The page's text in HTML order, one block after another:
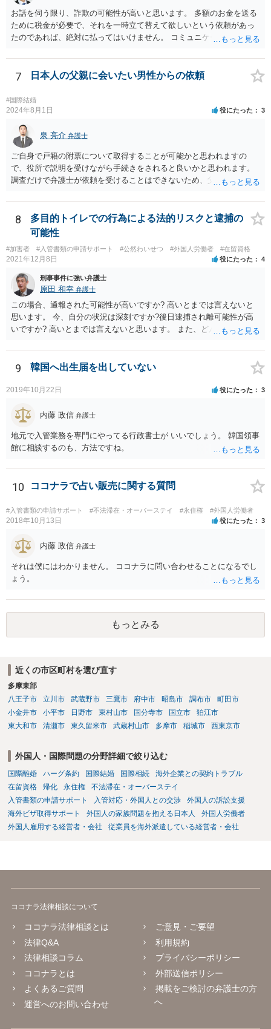
お話を伺う限り、詐欺の可能性が高いと思います。 多額のお金を送る
ために税金が必要で、それを一時立て替えて欲しいという依頼があっ
たのであれば、絶対に払ってはいけません。 コミュニケーションサイ
ん。 預かって欲しいお金を送るなどというのは虚言であり、単にあな
たから金銭を詐取しようとしている可能性が高いです。 間に合えばよ
7 日本人の父親に会いたい男性からの依頼
#国際結婚
2024年8月1日 役にたった 3
泉 亮介 弁護士
ご自身で戸籍の附票について取得することが可能かと思われますの
で、役所で説明を受けながら手続きをされると良いかと思われます。
調査だけで弁護士が依頼を受けることはできないため、父親に対して
ょう。
8
多目的トイレでの行為による法的リスクと逮捕の
可能性
#加害者 #入管書類の申請サポート #公然わいせつ #外国人労働者 #在留資格
2021年12月8日 役にたった 4
刑事事件に強い弁護士
原田 和幸 弁護士
この場合、通報された可能性が高いですか? 高いとまでは言えないと
思います。 今、自分の状況は深刻ですか?後日逮捕され離可能性が高
いですか? 高いとまでは言えないと思います。 また、どんな犯罪をし
たりでしょうか。
9 韓国へ出生届を出していない
2019年10月22日 役にたった 3
内藤 政信 弁護士
地元で入管業務を専門にやってる行政書士が いいでしょう。 韓国領事
館に相談するのも、方法ですね。
10 ココナラで占い販売に関する質問
#入管書類の申請サポート #不法滞在・オーバーステイ #永住権 #外国人労働者
2018年10月13日 役にたった 3
内藤 政信 弁護士
それは僕にはわかりません。 ココナラに問い合わせることになるでし
ょう。
もっとみる
近くの市区町村を選び直す
多摩東部
八王子市
立川市 武蔵野市 三鷹市 府中市 昭島市 調布市
町田市
小金井市
小平市 日野市 東村山市 国分寺市 国立市
狛江市
東大和市
清瀬市 東久留米市 武蔵村山市 多摩市 稲城市 西東京市
外国人・国際問題の分野詳細で絞り込む
国際離婚 ハーグ条約 国際結婚 国際相続
海外企業との契約トラブル
在留資格
帰化 永住権
不法滞在・オーバーステイ
入管書類の申請サポート
入管対応・外国人との交渉
外国人の訴訟支援
海外ビザ取得サポート
外国人の家族問題を抱える日本人
外国人労働者
外国人雇用する経営者・会社
従業員を海外派遣している経営者・会社
ココナラ法律相談について
ココナラ法律相談とは
法律Q&A
法律相談コラム
ココナラとは
よくあるご質問
運営へのお問い合わせ
ご意見・ご要望
利用規約
プライバシーポリシー
外部送信ポリシー
掲載をご検討の弁護士の方
へ